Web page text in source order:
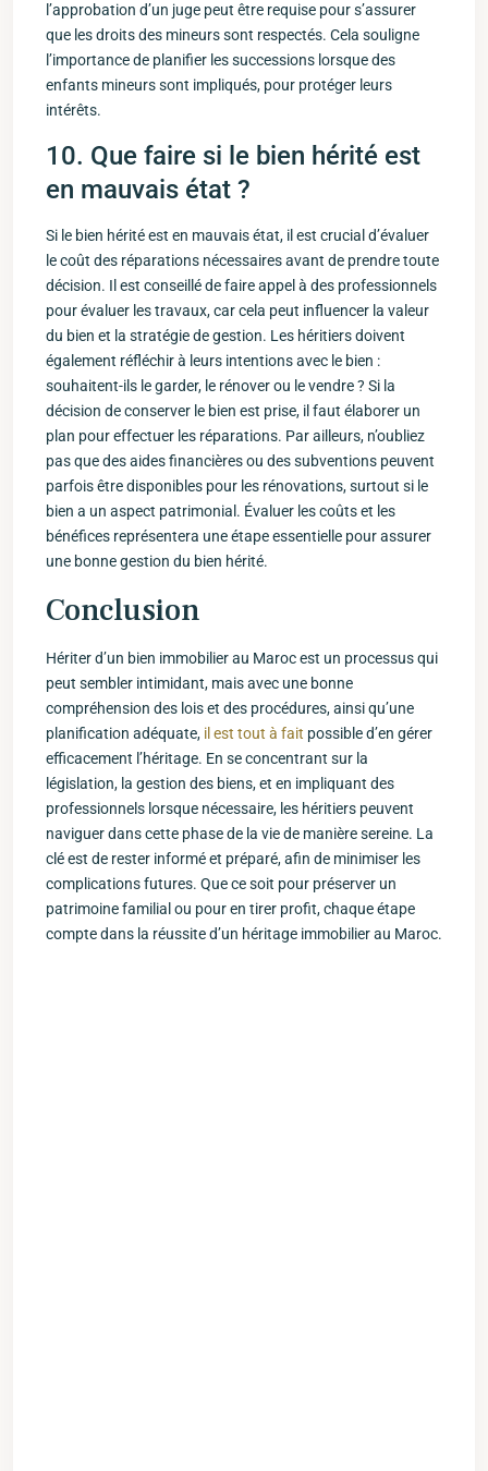
l’approbation d’un juge peut être requise pour s’assurer
que les droits des mineurs sont respectés. Cela souligne
l’importance de planifier les successions lorsque des
enfants mineurs sont impliqués, ⁢pour protéger​ leurs
intérêts.
10. Que faire‍ si le bien hérité est ​
en ‍mauvais état ?
Si‍ le bien hérité est en mauvais état, il est crucial d’évaluer
le coût des réparations nécessaires avant de prendre toute
décision. Il est conseillé de faire⁣ appel à des professionnels
pour ⁢évaluer les travaux, car ‍cela peut influencer ⁤la ⁤valeur
du bien et la stratégie de gestion. Les héritiers doivent
également réfléchir à leurs intentions avec le bien :‌
souhaitent-ils le garder, le rénover ou le vendre ? Si la
décision de conserver le bien est ⁢prise, il faut ‍élaborer un
plan pour effectuer les réparations. Par ailleurs, n’oubliez
pas que des⁢ aides financières ou des subventions peuvent
parfois être⁣ disponibles pour les rénovations, surtout si le
bien a un aspect ⁣patrimonial. Évaluer les coûts et les
⁤bénéfices représentera une étape essentielle pour assurer
une bonne gestion du bien hérité.
Conclusion
Hériter d’un bien immobilier au Maroc est un processus qui
peut sembler ⁢intimidant, mais avec une bonne
⁣compréhension des lois⁣ et des procédures, ainsi⁢ qu’une
planification adéquate, ​ il est tout à fait possible d’en gérer
efficacement ⁣l’héritage. En⁣ se concentrant sur la‌
législation, ‌la⁤ gestion des biens, et en impliquant des
professionnels lorsque nécessaire,​ les héritiers peuvent
naviguer dans cette phase de la vie de ‍manière sereine. La
clé est de rester ⁤informé et ⁣préparé, afin de minimiser les
complications futures. Que ce soit pour préserver un
patrimoine familial‍ ou pour en tirer profit, chaque étape
compte dans ⁤la réussite d’un héritage immobilier au Maroc.